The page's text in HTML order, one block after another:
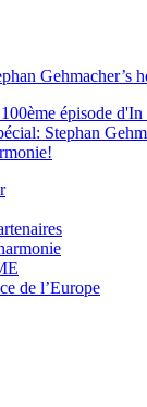
Gehmacher’s
épisode
Stephan
de l’Europe